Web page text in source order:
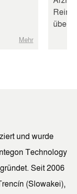
Mehr
und wurde
Technology
Seit 2006
(Slowakei),